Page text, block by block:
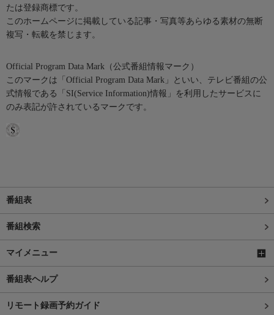
たは登録商標です。
このホームページに掲載している記事・写真等あらゆる素材の無断
複写・転載を禁じます。
Official Program Data Mark（公式番組情報マーク）
このマークは「Official Program Data Mark」といい、テレビ番組の公
式情報である「SI(Service Information)情報」を利用したサービスに
のみ表記が許されているマークです。
番組表
番組検索
マイメニュー
番組表ヘルプ
リモート録画予約ガイド